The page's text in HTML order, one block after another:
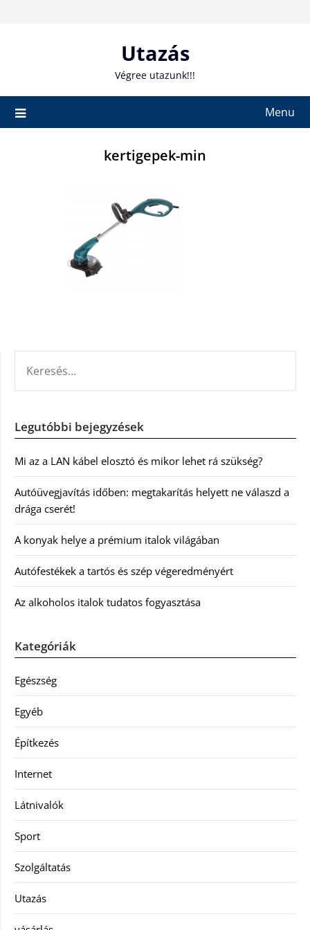
Utazás
Végree utazunk!!!
Menu
kertigepek-min
Legutóbbi bejegyzések
Mi az a LAN kábel elosztó és mikor lehet rá szükség?
Autóüvegjavítás időben: megtakarítás helyett ne válaszd a
drága cserét!
A konyak helye a prémium italok világában
Autófestékek a tartós és szép végeredményért
Az alkoholos italok tudatos fogyasztása
Kategóriák
Egészség
Egyéb
Építkezés
Internet
Látnivalók
Sport
Szolgáltatás
Utazás